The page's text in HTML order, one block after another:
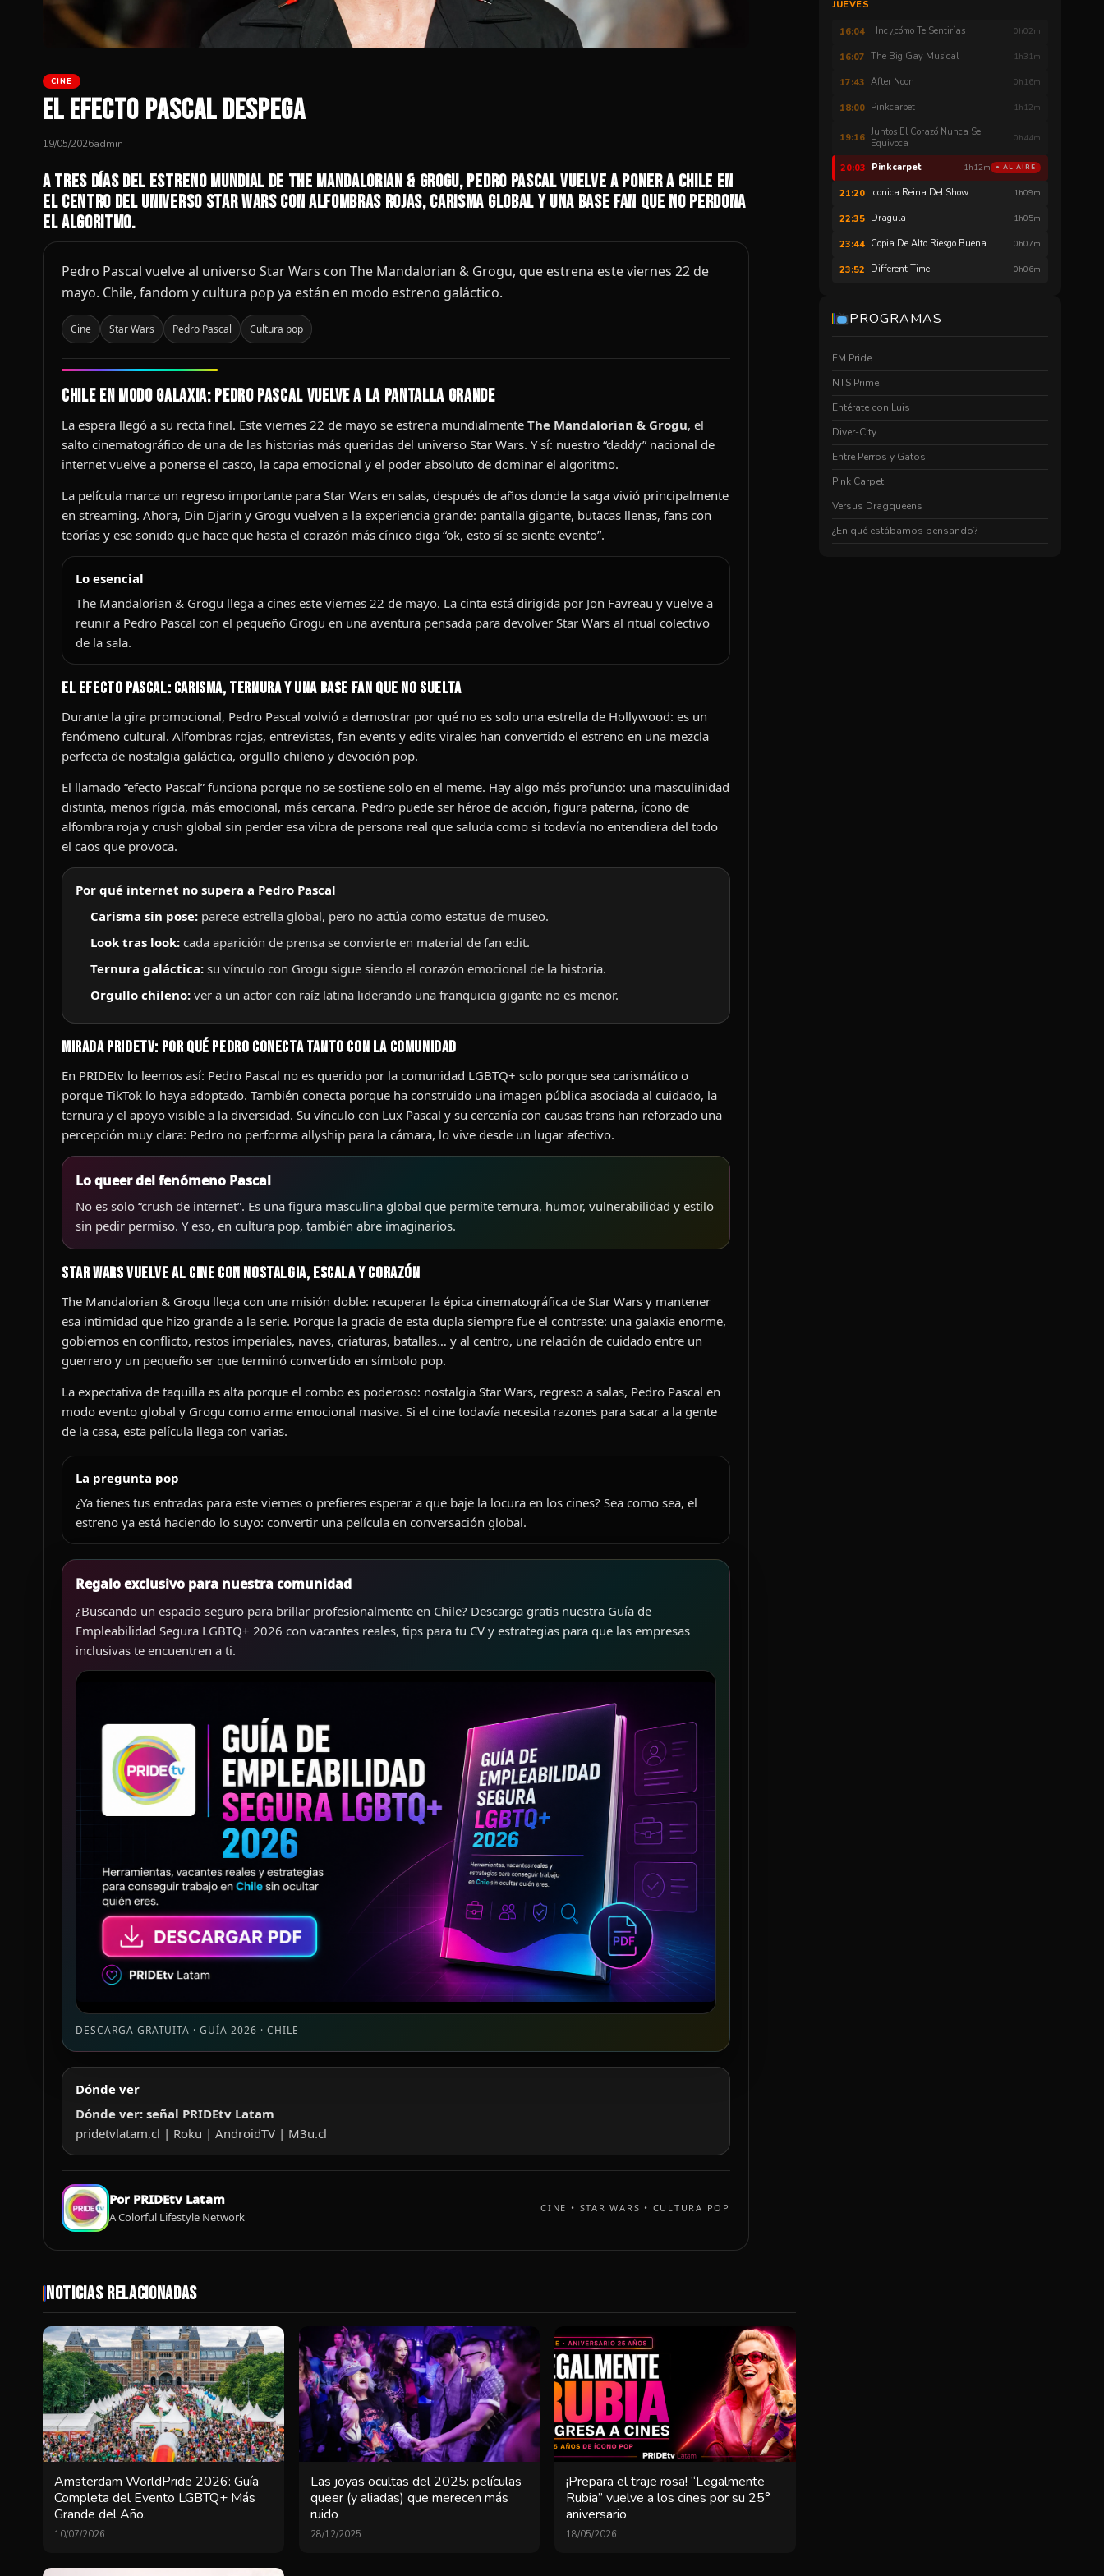
CINE
El efecto Pascal despega
19/05/2026admin
A tres días del estreno mundial de The Mandalorian & Grogu, Pedro Pascal vuelve a poner a Chile en
el centro del universo Star Wars con alfombras rojas, carisma global y una base fan que no perdona
el algoritmo.
Pedro Pascal vuelve al universo Star Wars con The Mandalorian & Grogu, que estrena este viernes 22 de
mayo. Chile, fandom y cultura pop ya están en modo estreno galáctico.
Cine Star Wars Pedro Pascal Cultura pop
Chile en modo galaxia: Pedro Pascal vuelve a la pantalla grande
La espera llegó a su recta final. Este viernes 22 de mayo se estrena mundialmente The Mandalorian & Grogu, el
salto cinematográfico de una de las historias más queridas del universo Star Wars. Y sí: nuestro “daddy” nacional de
internet vuelve a ponerse el casco, la capa emocional y el poder absoluto de dominar el algoritmo.
La película marca un regreso importante para Star Wars en salas, después de años donde la saga vivió principalmente
en streaming. Ahora, Din Djarin y Grogu vuelven a la experiencia grande: pantalla gigante, butacas llenas, fans con
teorías y ese sonido que hace que hasta el corazón más cínico diga “ok, esto sí se siente evento”.
Lo esencial
The Mandalorian & Grogu llega a cines este viernes 22 de mayo. La cinta está dirigida por Jon Favreau y vuelve a
reunir a Pedro Pascal con el pequeño Grogu en una aventura pensada para devolver Star Wars al ritual colectivo
de la sala.
El efecto Pascal: carisma, ternura y una base fan que no suelta
Durante la gira promocional, Pedro Pascal volvió a demostrar por qué no es solo una estrella de Hollywood: es un
fenómeno cultural. Alfombras rojas, entrevistas, fan events y edits virales han convertido el estreno en una mezcla
perfecta de nostalgia galáctica, orgullo chileno y devoción pop.
El llamado “efecto Pascal” funciona porque no se sostiene solo en el meme. Hay algo más profundo: una masculinidad
distinta, menos rígida, más emocional, más cercana. Pedro puede ser héroe de acción, figura paterna, ícono de
alfombra roja y crush global sin perder esa vibra de persona real que saluda como si todavía no entendiera del todo
el caos que provoca.
Por qué internet no supera a Pedro Pascal
Carisma sin pose: parece estrella global, pero no actúa como estatua de museo.
Look tras look: cada aparición de prensa se convierte en material de fan edit.
Ternura galáctica: su vínculo con Grogu sigue siendo el corazón emocional de la historia.
Orgullo chileno: ver a un actor con raíz latina liderando una franquicia gigante no es menor.
Mirada PRIDEtv: por qué Pedro conecta tanto con la comunidad
En PRIDEtv lo leemos así: Pedro Pascal no es querido por la comunidad LGBTQ+ solo porque sea carismático o
porque TikTok lo haya adoptado. También conecta porque ha construido una imagen pública asociada al cuidado, la
ternura y el apoyo visible a la diversidad. Su vínculo con Lux Pascal y su cercanía con causas trans han reforzado una
percepción muy clara: Pedro no performa allyship para la cámara, lo vive desde un lugar afectivo.
Lo queer del fenómeno Pascal
No es solo “crush de internet”. Es una figura masculina global que permite ternura, humor, vulnerabilidad y estilo
sin pedir permiso. Y eso, en cultura pop, también abre imaginarios.
Star Wars vuelve al cine con nostalgia, escala y corazón
The Mandalorian & Grogu llega con una misión doble: recuperar la épica cinematográfica de Star Wars y mantener
esa intimidad que hizo grande a la serie. Porque la gracia de esta dupla siempre fue el contraste: una galaxia enorme,
gobiernos en conflicto, restos imperiales, naves, criaturas, batallas… y al centro, una relación de cuidado entre un
guerrero y un pequeño ser que terminó convertido en símbolo pop.
La expectativa de taquilla es alta porque el combo es poderoso: nostalgia Star Wars, regreso a salas, Pedro Pascal en
modo evento global y Grogu como arma emocional masiva. Si el cine todavía necesita razones para sacar a la gente
de la casa, esta película llega con varias.
La pregunta pop
¿Ya tienes tus entradas para este viernes o prefieres esperar a que baje la locura en los cines? Sea como sea, el
estreno ya está haciendo lo suyo: convertir una película en conversación global.
Regalo exclusivo para nuestra comunidad
¿Buscando un espacio seguro para brillar profesionalmente en Chile? Descarga gratis nuestra Guía de
Empleabilidad Segura LGBTQ+ 2026 con vacantes reales, tips para tu CV y estrategias para que las empresas
inclusivas te encuentren a ti.
DESCARGA GRATUITA · GUÍA 2026 · CHILE
Dónde ver
Dónde ver: señal PRIDEtv Latam
pridetvlatam​.cl | Roku | AndroidTV | M3u​.cl
Por PRIDEtv Latam
A Colorful Lifestyle Network
CINE • STAR WARS • CULTURA POP
Noticias Relacionadas
Amsterdam WorldPride 2026: Guía
Completa del Evento LGBTQ+ Más
Grande del Año.
10/07/2026
Las joyas ocultas del 2025: películas
queer (y aliadas) que merecen más
ruido
28/12/2025
¡Prepara el traje rosa! “Legalmente
Rubia” vuelve a los cines por su 25°
aniversario
18/05/2026
JUEVES
16:04 Hnc ¿cómo Te Sentirías 0h02m
16:07 The Big Gay Musical 1h31m
17:43 After Noon 0h16m
18:00 Pinkcarpet 1h12m
19:16 Juntos El Corazó Nunca Se
Equivoca
0h44m
20:03 Pinkcarpet 1h12m ● AL AIRE
21:20 Iconica Reina Del Show 1h09m
22:35 Dragula 1h05m
23:44 Copia De Alto Riesgo Buena 0h07m
23:52 Different Time 0h06m
PROGRAMAS
FM Pride
NTS Prime
Entérate con Luis
Diver-City
Entre Perros y Gatos
Pink Carpet
Versus Dragqueens
¿En qué estábamos pensando?